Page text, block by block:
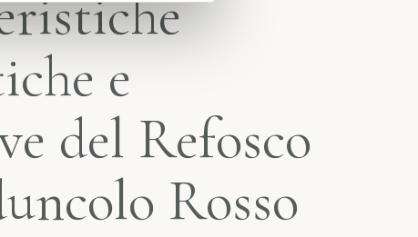
he e
e del Refosco
Rosso